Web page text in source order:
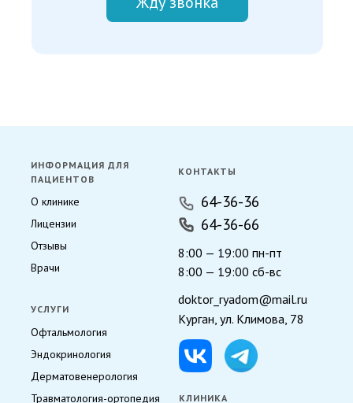
КЛИНИКА
УСЛУГИ
О клинике
Лицензии
Отзывы
Врачи
Офтальмология
Эндокринология
Дерматовенерология
Травматология-ортопедия
ИНФОРМАЦИЯ ДЛЯ
ПАЦИЕНТОВ
КОНТАКТЫ
64-36-36
64-36-66
8:00 — 19:00 пн-пт
8:00 — 19:00 сб-вс
doktor_ryadom@mail.ru
Курган, ул. Климова, 78